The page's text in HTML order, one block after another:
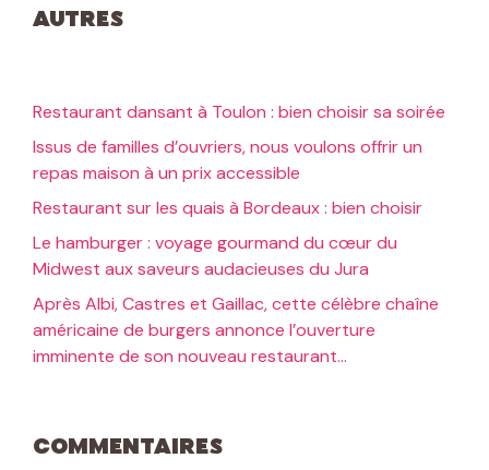
Autres
Restaurant dansant à Toulon : bien choisir sa soirée
Issus de familles d’ouvriers, nous voulons offrir un
repas maison à un prix accessible
Restaurant sur les quais à Bordeaux : bien choisir
Le hamburger : voyage gourmand du cœur du
Midwest aux saveurs audacieuses du Jura
Après Albi, Castres et Gaillac, cette célèbre chaîne
américaine de burgers annonce l’ouverture
imminente de son nouveau restaurant…
Commentaires